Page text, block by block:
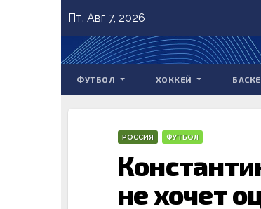
to
content
Пт. Авг 7, 2026
ФУТБОЛ ХОККЕЙ
РОССИЯ ФУТБОЛ
не хочет